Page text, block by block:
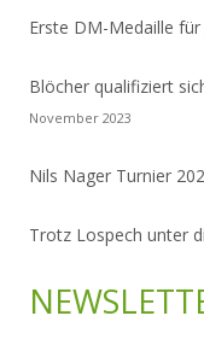
Erste DM-Medaille
Blöcher qualifiziert
November 2023
Nils Nager Turnier
Trotz Lospech unter